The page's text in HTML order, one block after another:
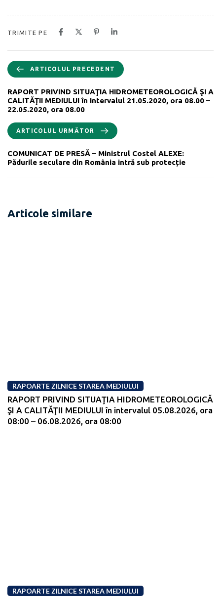
TRIMITE PE
ARTICOLUL PRECEDENT
RAPORT PRIVIND SITUAŢIA HIDROMETEOROLOGICĂ ŞI A
CALITĂŢII MEDIULUI în intervalul 21.05.2020, ora 08.00 –
22.05.2020, ora 08.00
ARTICOLUL URMĂTOR
COMUNICAT DE PRESĂ – Ministrul Costel ALEXE:
Pădurile seculare din România intră sub protecție
Articole similare
RAPOARTE ZILNICE STAREA MEDIULUI
RAPORT PRIVIND SITUAŢIA HIDROMETEOROLOGICĂ
ŞI A CALITĂŢII MEDIULUI în intervalul 05.08.2026, ora
08:00 – 06.08.2026, ora 08:00
RAPOARTE ZILNICE STAREA MEDIULUI